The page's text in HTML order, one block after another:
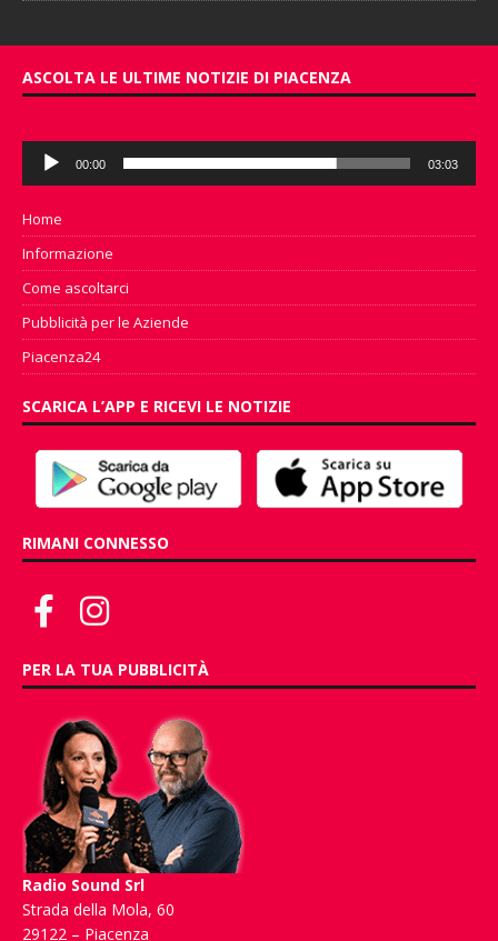
ASCOLTA LE ULTIME NOTIZIE DI PIACENZA
Audio
Player
00:00 03:03
Home
Informazione
Come ascoltarci
Pubblicità per le Aziende
Piacenza24
SCARICA L’APP E RICEVI LE NOTIZIE
RIMANI CONNESSO
PER LA TUA PUBBLICITÀ
Radio Sound Srl
Strada della Mola, 60
29122 – Piacenza